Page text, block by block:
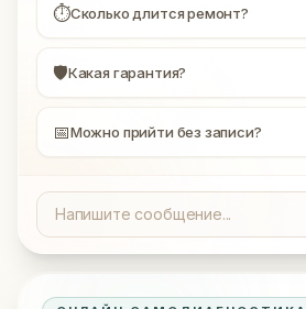
⏱Сколько длится ремонт?
🛡Какая гарантия?
📅Можно прийти без записи?